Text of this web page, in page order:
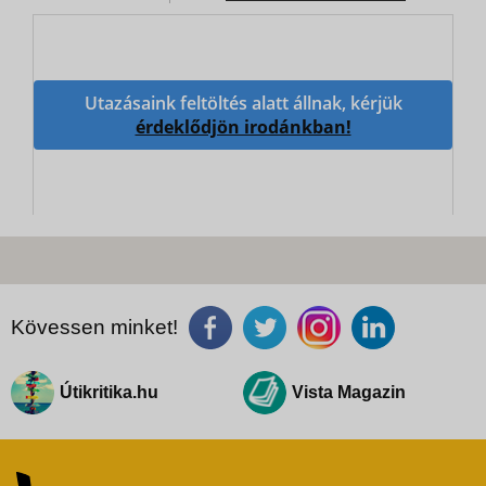
Utazásaink feltöltés alatt állnak, kérjük
érdeklődjön irodánkban!
Kövessen minket!
Útikritika.hu Vista Magazin